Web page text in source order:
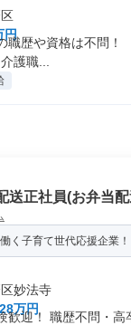
円
職歴や資格は不問！
護職...
送正社員(お弁当
く子育て世代応援企業！
妙法寺
万円
歓迎！ 職歴不問・高